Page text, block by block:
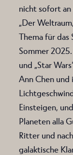
nicht sofort an
„Der
Thema für
Sommer 2025.
und „Star
Ann Chen und
Einsteigen,
Planeten alla
Ritter und
galaktische